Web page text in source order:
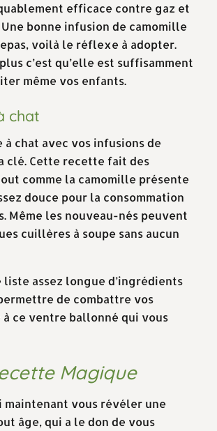
efficace contre gaz et
bonne infusion de camomille
voilà le réflexe à adopter.
c’est qu’elle est suffisamment
même vos enfants.
chat
à chat avec vos infusions de
clé. Cette recette fait des
comme la camomille présente
douce pour la consommation
Même les nouveau-nés peuvent
cuillères à soupe sans aucun
liste assez longue d’ingrédients
de combattre vos
à ce ventre ballonné qui vous
Magique
maintenant vous révéler une
âge, qui a le don de vous